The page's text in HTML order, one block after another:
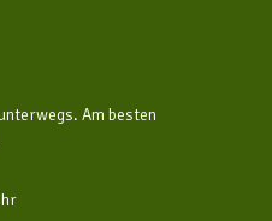
Am besten